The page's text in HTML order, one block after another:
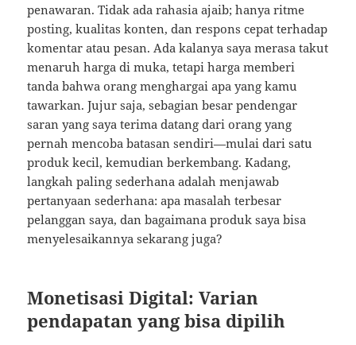
penawaran. Tidak ada rahasia ajaib; hanya ritme
posting, kualitas konten, dan respons cepat terhadap
komentar atau pesan. Ada kalanya saya merasa takut
menaruh harga di muka, tetapi harga memberi
tanda bahwa orang menghargai apa yang kamu
tawarkan. Jujur saja, sebagian besar pendengar
saran yang saya terima datang dari orang yang
pernah mencoba batasan sendiri—mulai dari satu
produk kecil, kemudian berkembang. Kadang,
langkah paling sederhana adalah menjawab
pertanyaan sederhana: apa masalah terbesar
pelanggan saya, dan bagaimana produk saya bisa
menyelesaikannya sekarang juga?
Monetisasi Digital: Varian
pendapatan yang bisa dipilih